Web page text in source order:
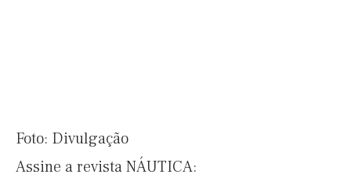
Foto: Divulgação
Assine a revista NÁUTICA: